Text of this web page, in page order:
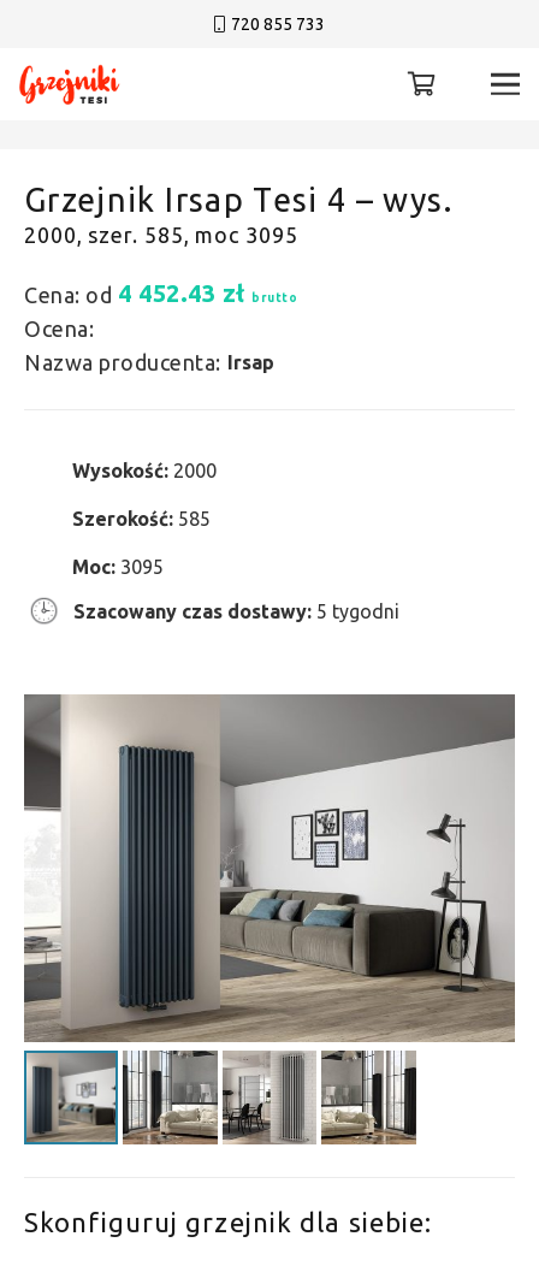
720 855 733
Grzejnik Irsap Tesi 4 – wys.
2000, szer. 585, moc 3095
Cena: od 4 452.43 zł brutto
Ocena:
Nazwa producenta: Irsap
Wysokość: 2000
Szerokość: 585
Moc: 3095
Szacowany czas dostawy: 5 tygodni
Skonfiguruj grzejnik dla siebie: